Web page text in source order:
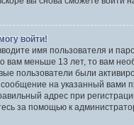
войти!
имя пользователя и
вам меньше 13 лет, то вам
пользователи были
на указанный вами
адрес при
за помощью к